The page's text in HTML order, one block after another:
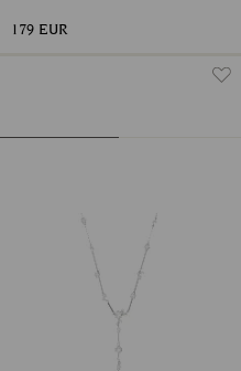
179 EUR